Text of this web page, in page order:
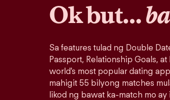
Ok but…
Sa features tulad ng Double
Passport, Relationship Goals,
world's most popular dating
mahigit 55 bilyong matches
likod ng bawat ka-match mo